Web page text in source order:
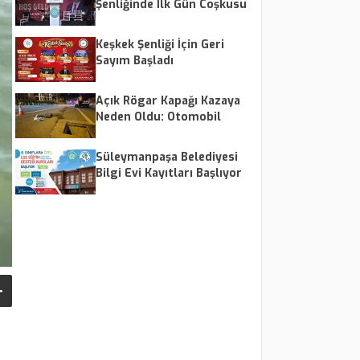
Şenliğinde İlk Gün Coşkusu
Keşkek Şenliği İçin Geri
Sayım Başladı
Açık Rögar Kapağı Kazaya
Neden Oldu: Otomobil
Süleymanpaşa Belediyesi
Bilgi Evi Kayıtları Başlıyor